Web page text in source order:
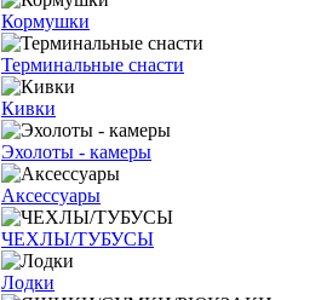
Кормушки
Терминальные снасти
Кивки
Эхолоты - камеры
Аксессуары
ЧЕХЛЫ/ТУБУСЫ
Лодки